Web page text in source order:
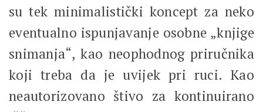
su tek minimalistički koncept za neko
eventualno ispunjavanje osobne „knjige
snimanja“, kao neophodnog priručnika
koji treba da je uvijek pri ruci. Kao
neautorizovano štivo za kontinuirano